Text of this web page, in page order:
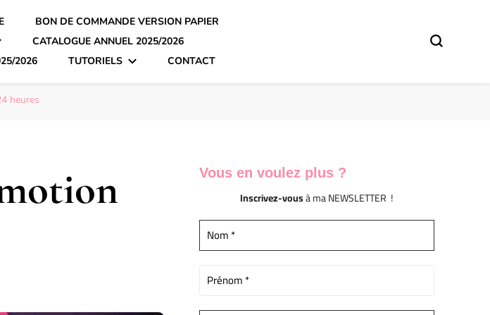
BON DE COMMANDE VERSION PAPIER
CATALOGUE ANNUEL 2025/2026
2026
TUTORIELS CONTACT
heures
Vous en voulez plus ?
Inscrivez-vousà ma NEWSLETTER !